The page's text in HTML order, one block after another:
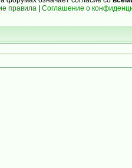
правила | Соглашение о